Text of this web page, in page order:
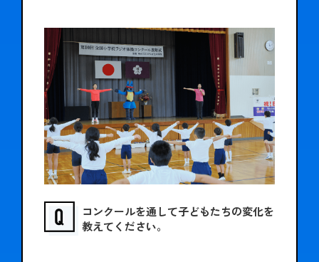
コンクールを通して子どもたちの変化を
教えてください。